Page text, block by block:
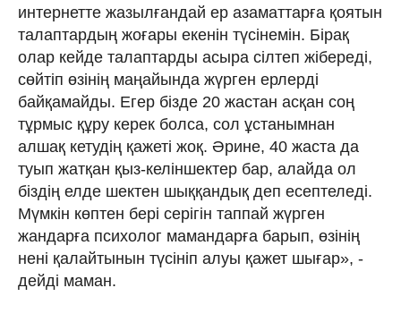
интернетте жазылғандай ер азаматтарға қоятын
талаптардың жоғары екенін түсінемін. Бірақ
олар кейде талаптарды асыра сілтеп жібереді,
сөйтіп өзінің маңайында жүрген ерлерді
байқамайды. Егер бізде 20 жастан асқан соң
тұрмыс құру керек болса, сол ұстанымнан
алшақ кетудің қажеті жоқ. Әрине, 40 жаста да
туып жатқан қыз-келіншектер бар, алайда ол
біздің елде шектен шыққандық деп есептеледі.
Мүмкін көптен бері серігін таппай жүрген
жандарға психолог мамандарға барып, өзінің
нені қалайтынын түсініп алуы қажет шығар», -
дейді маман.